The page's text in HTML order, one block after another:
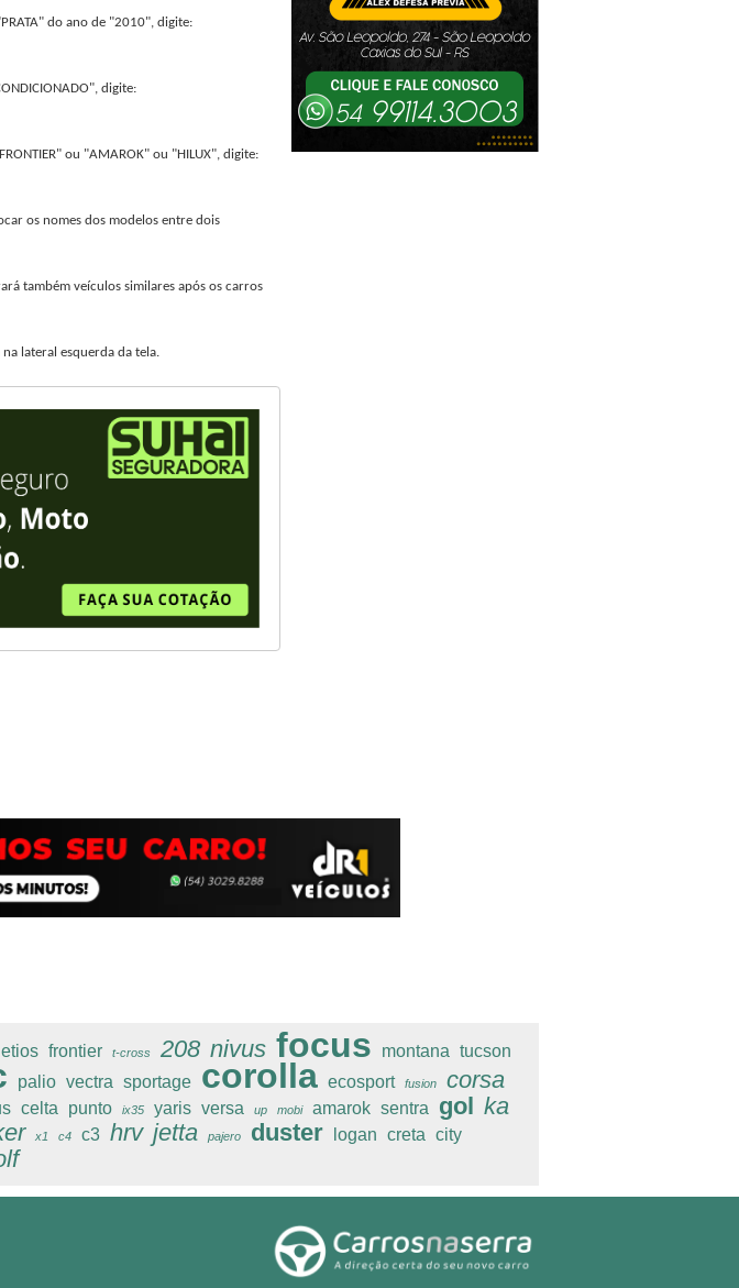
do ano de "2010", digite:
digite:
ou "AMAROK" ou "HILUX", digite:
os nomes dos modelos entre dois
também veículos similares após os carros
lateral esquerda da tela.
etios frontier t-cross 208 nivus focus montana tucson
palio vectra sportage corolla ecosport fusion corsa
celta punto ix35 yaris versa up mobi amarok sentra gol ka
x1 c4 c3 hrv jetta pajero duster logan creta city